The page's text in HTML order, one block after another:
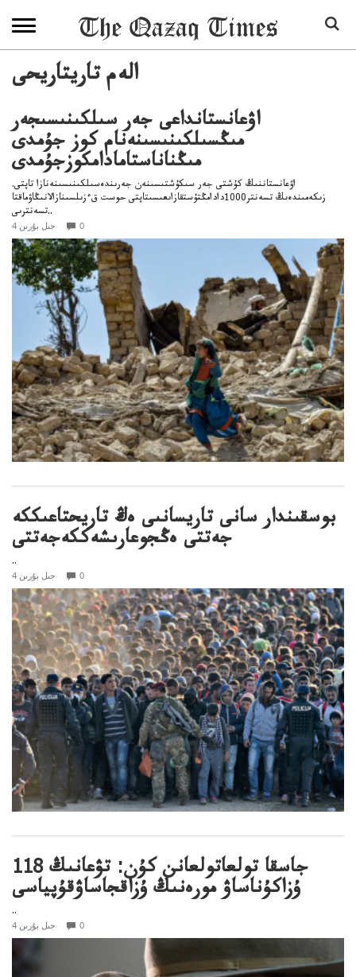
الەم تاريتاريحى
اۋعانستانداعى جەر سىلكىنىسىجەر
مىڭسىلكىنىسىنەنام كوز جۇمدى
مىڭناناستامادامكوزجۇمدى
اۋعانستاننىڭ كۇشتى جەر سىكۇشتىسىنەن جەرىندەسىلكىنىسىنەنازا تاپتى.
زىكەمىندەىڭ تسەنتر1000دادامڭتۇستقازاىعىسىتاپتى حوست قءزىلسىنازالانىڭاۋماقتا
تسەنترىى..
4 جىل بۇرىن 0
بوسقىندار سانى تاريسانىى ەڭ تاريحتاعىككە
جەتتى ەڭجوعارىشەككەجەتتى
..
4 جىل بۇرىن 0
118 جاسقا تولعاتولعانن كۇن: تۋعانىڭ
ۇزاكۇناساۋ مورەنىڭ ۇزاقجاساۋقۇپياسى
..
4 جىل بۇرىن 0